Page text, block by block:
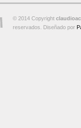
© 2014 Copyright
reservados. Diseñado por